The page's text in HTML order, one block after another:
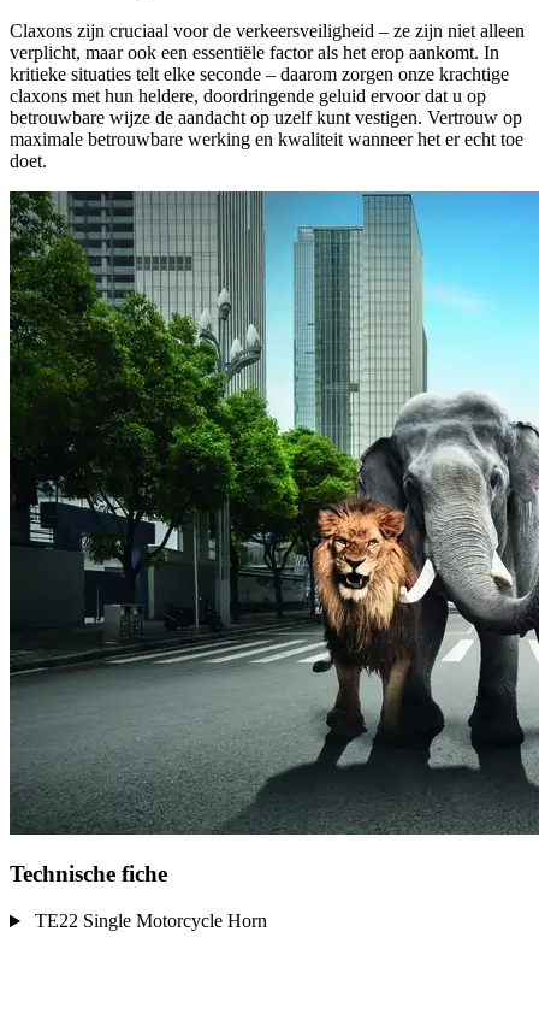
Claxons zijn cruciaal voor de verkeersveiligheid – ze zijn niet alleen
verplicht, maar ook een essentiële factor als het erop aankomt. In
kritieke situaties telt elke seconde – daarom zorgen onze krachtige
claxons met hun heldere, doordringende geluid ervoor dat u op
betrouwbare wijze de aandacht op uzelf kunt vestigen. Vertrouw op
maximale betrouwbare werking en kwaliteit wanneer het er echt toe
doet.
Technische fiche
TE22 Single Motorcycle Horn